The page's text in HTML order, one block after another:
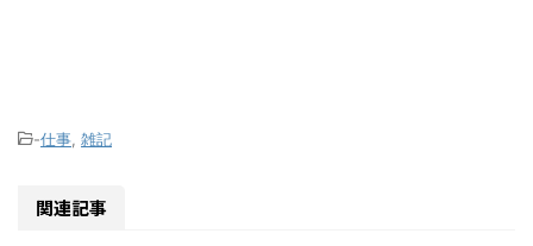
-仕事, 雑記
関連記事